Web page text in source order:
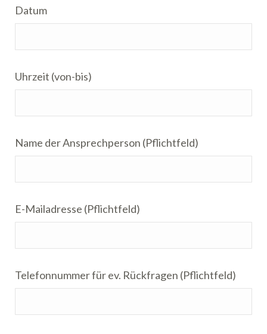
Datum
Uhrzeit (von-bis)
Name der Ansprechperson (Pflichtfeld)
E-Mailadresse (Pflichtfeld)
Telefonnummer für ev. Rückfragen (Pflichtfeld)